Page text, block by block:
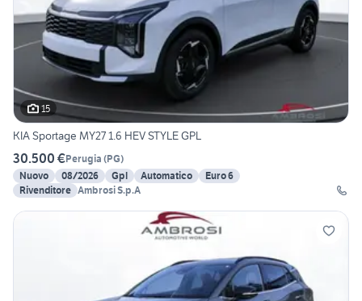
15
KIA Sportage MY27 1.6 HEV STYLE GPL
30.500 €Perugia (PG)
Nuovo
08/2026 Gpl Automatico
Euro 6
Rivenditore Ambrosi S.p.A